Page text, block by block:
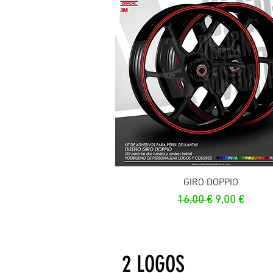
Aperçu rapide
GIRO DOPPIO
Prix original
16,00 € Prix
9,00 €
2 LOGOS